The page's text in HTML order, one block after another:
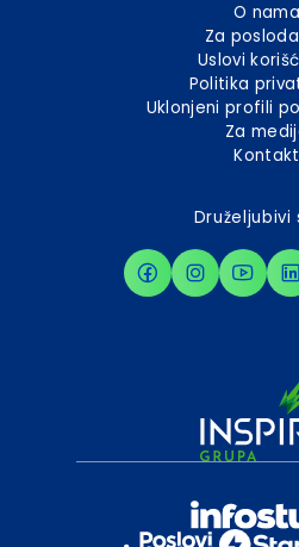
O nama
Za
Uslovi
Politika
Uklonjeni profili
Za
Kontakt
Druželjubivi